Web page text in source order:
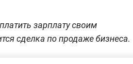
зарплату своим
сделка по продаже бизнеса.